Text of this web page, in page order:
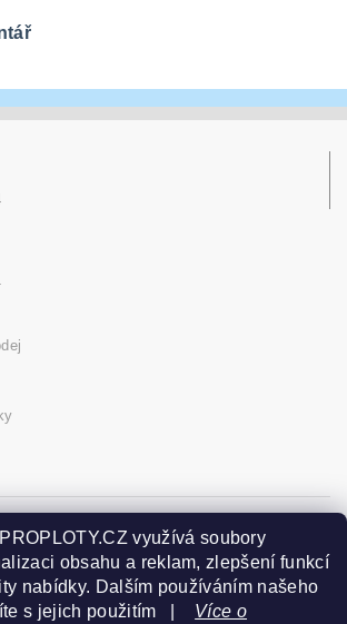
využívá soubory
obsahu a reklam, zlepšení funkcí
nabídky. Dalším používáním našeho
s jejich použitím | Více o